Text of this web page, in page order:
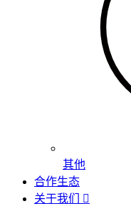
其他
合作生态
关于我们